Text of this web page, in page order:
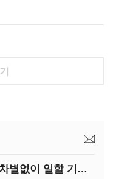
이재명 "나도 장애인, 누구나 차별없이 일할 기회 중요"